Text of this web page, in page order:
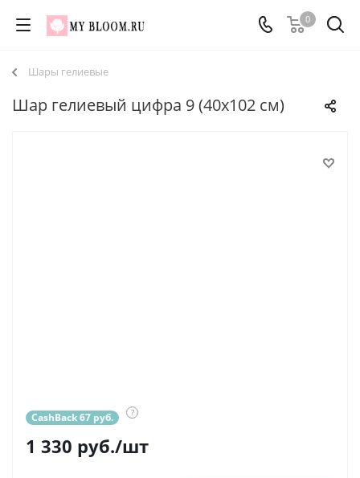
0
Шары гелиевые
Шар гелиевый цифра 9 (40х102 см)
CashBack 67 руб. ?
1 330 руб./шт